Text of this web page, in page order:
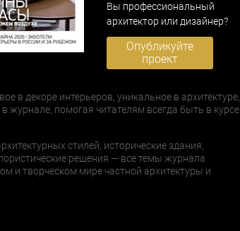
Вы профессиональный
архитектор или дизайнер?
Опубликуйте
проект
в декоре интерьеров, уникальное в архитектуре,
журнале, помогая читателям всегда быть в курсе
стилей, исторические здания,
решения — все темы журнала
и творческом мире частной архитектуры и